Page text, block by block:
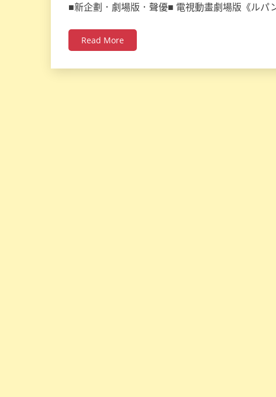
■新企劃．劇場版．聲優■ 電視動畫劇場版《ルパ
Read More